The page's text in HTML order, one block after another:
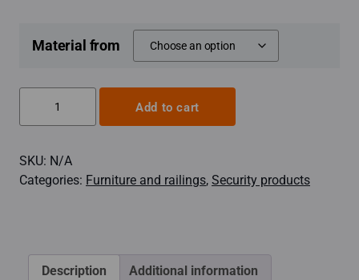
Material from
U-
shaped
Add to cart
SKU: N/A
Categories: Furniture and railings, Security products
Description Additional information